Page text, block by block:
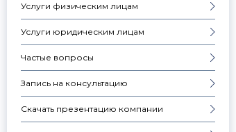
Услуги физическим лицам
Услуги юридическим лицам
Частые вопросы
Запись на консультацию
Скачать презентацию компании